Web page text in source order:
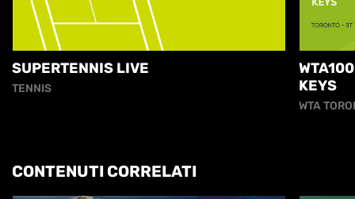
SUPERTENNIS LIVE
TENNIS
KEYS
WTA
CONTENUTI CORRELATI